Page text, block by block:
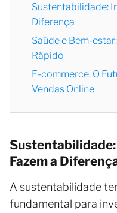
Sustentabilidade:
Diferença
Saúde e Bem-
Rápido
E-commerce: O
Vendas Online
Fazem a
A sustentabilidade
fundamental para